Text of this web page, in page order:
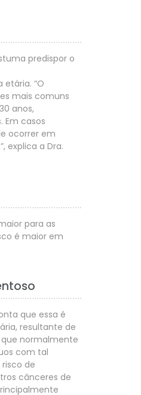
predispor o
“O
mais comuns
anos,
Em casos
ocorrer em
explica a Dra.
para as
é maior em
que essa é
resultante de
normalmente
com tal
de
cânceres de